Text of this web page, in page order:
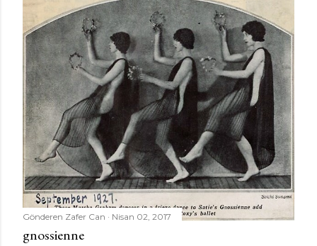
Gönderen Zafer Can Nisan 02, 2017
gnossienne